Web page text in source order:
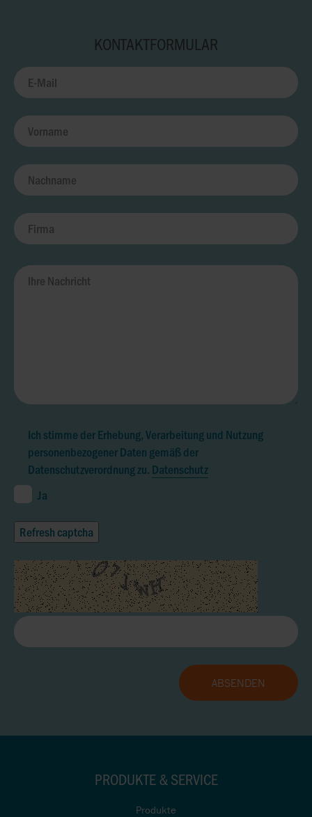
KONTAKTFORMULAR
Ich stimme der Erhebung, Verarbeitung und Nutzung
personenbezogener Daten gemäß der
Datenschutzverordnung zu. Datenschutz
Ja
Refresh captcha
PRODUKTE & SERVICE
Produkte